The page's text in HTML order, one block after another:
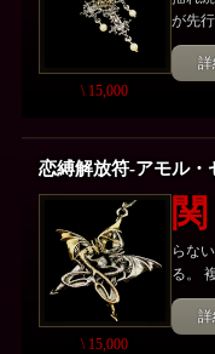
\ 15,000
が先行
恋縛解放符-アモル・
\ 15,000
関
らな
る。 複